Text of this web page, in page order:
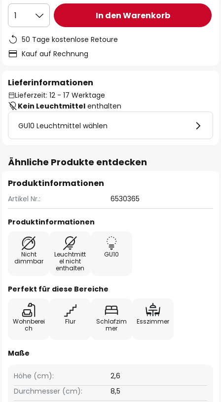
1 In den Warenkorb
50 Tage kostenlose Retoure
Kauf auf Rechnung
Lieferinformationen
Lieferzeit: 12 - 17 Werktage
Kein Leuchtmittel enthalten
GU10 Leuchtmittel wählen
Ähnliche Produkte entdecken
Produktinformationen
Artikel Nr.: 6530365
Produktinformationen
Nicht
dimmbar
Leuchtmitt
el nicht
enthalten
GU10
Perfekt für diese Bereiche
Wohnberei
ch
Flur
Schlafzim
mer
Esszimmer
Maße
Höhe (cm):
2,6
Durchmesser (cm):
8,5